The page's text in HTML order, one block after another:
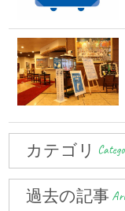
カテゴリ
過去の記事